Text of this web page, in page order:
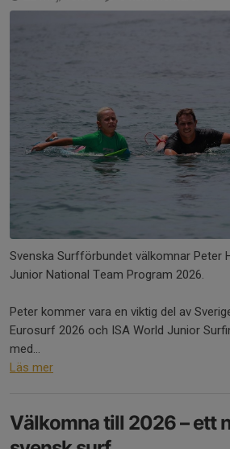
Svenska Surfförbundet välkomnar Peter
Junior National Team Program 2026.
Peter kommer vara en viktig del av
Eurosurf 2026 och ISA World Junior
med...
Läs mer
Välkomna till 2026 – ett